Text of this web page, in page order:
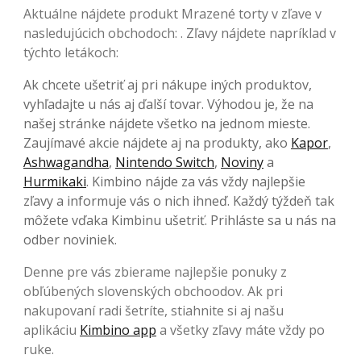
Aktuálne nájdete produkt Mrazené torty v zľave v
nasledujúcich obchodoch: . Zľavy nájdete napríklad v
týchto letákoch:
Ak chcete ušetriť aj pri nákupe iných produktov,
vyhľadajte u nás aj ďalší tovar. Výhodou je, že na
našej stránke nájdete všetko na jednom mieste.
Zaujímavé akcie nájdete aj na produkty, ako Kapor,
Ashwagandha, Nintendo Switch, Novinya
Hurmikaki. Kimbino nájde za vás vždy najlepšie
zľavy a informuje vás o nich ihneď. Každý týždeň tak
môžete vďaka Kimbinu ušetriť. Prihláste sa u nás na
odber noviniek.
Denne pre vás zbierame najlepšie ponuky z
obľúbených slovenských obchoodov. Ak pri
nakupovaní radi šetríte, stiahnite si aj našu
aplikáciu Kimbino app a všetky zľavy máte vždy po
ruke.